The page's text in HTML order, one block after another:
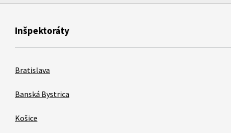
Inšpektoráty
Bratislava
Banská Bystrica
Košice